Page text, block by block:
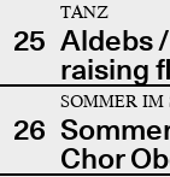
25
TANZ
Aldebs
raising
26
SOMMER IM
Chor